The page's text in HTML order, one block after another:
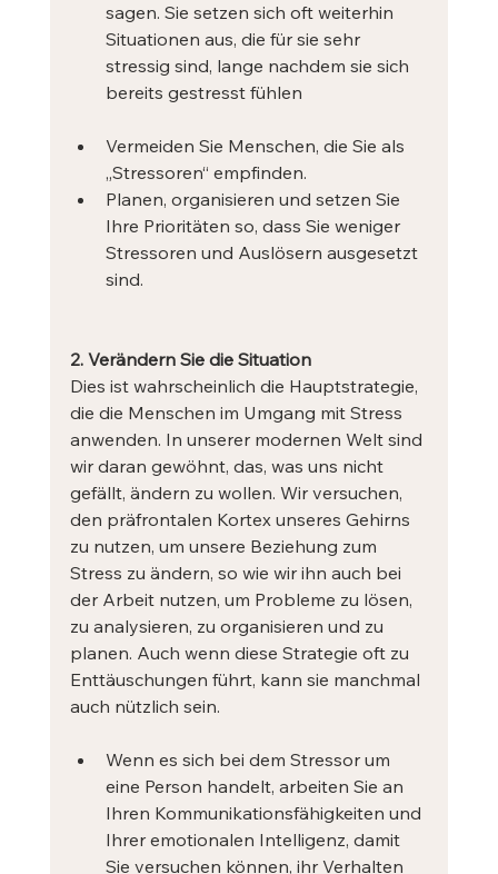
sagen. Sie setzen sich oft weiterhin
Situationen aus, die für sie sehr
stressig sind, lange nachdem sie sich
bereits gestresst fühlen
Vermeiden Sie Menschen, die Sie als
„Stressoren“ empfinden.
Planen, organisieren und setzen Sie
Ihre Prioritäten so, dass Sie weniger
Stressoren und Auslösern ausgesetzt
sind.
2. Verändern Sie die Situation
Dies ist wahrscheinlich die Hauptstrategie,
die die Menschen im Umgang mit Stress
anwenden. In unserer modernen Welt sind
wir daran gewöhnt, das, was uns nicht
gefällt, ändern zu wollen. Wir versuchen,
den präfrontalen Kortex unseres Gehirns
zu nutzen, um unsere Beziehung zum
Stress zu ändern, so wie wir ihn auch bei
der Arbeit nutzen, um Probleme zu lösen,
zu analysieren, zu organisieren und zu
planen. Auch wenn diese Strategie oft zu
Enttäuschungen führt, kann sie manchmal
auch nützlich sein.
Wenn es sich bei dem Stressor um
eine Person handelt, arbeiten Sie an
Ihren Kommunikationsfähigkeiten und
Ihrer emotionalen Intelligenz, damit
Sie versuchen können, ihr Verhalten